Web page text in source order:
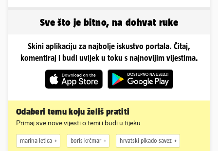
Sve što je bitno, na dohvat ruke
Skini aplikaciju za najbolje iskustvo portala. Čitaj,
komentiraj i budi uvijek u toku s najnovijim vijestima.
Odaberi temu koju želiš pratiti
Primaj sve nove vijesti o temi i budi u tijeku
marina letica boris krčmar hrvatski pikado savez